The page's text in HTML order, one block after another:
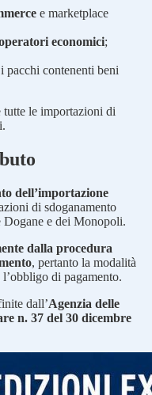
e marketplace
economici;
pacchi contenenti beni
tutte le importazioni di
dell’importazione
di sdoganamento
e dei Monopoli.
dalla procedura
, pertanto la modalità
di pagamento.
dall’Agenzia delle
n. 37 del 30 dicembre